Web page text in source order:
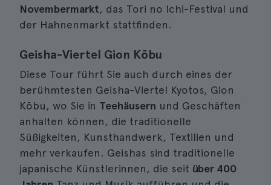
Novembermarkt, das Tori no Ichi-Festival und
der Hahnenmarkt stattfinden.
Geisha-Viertel Gion Kōbu
Diese Tour führt Sie auch durch eines der
berühmtesten Geisha-Viertel Kyotos, Gion
Kōbu, wo Sie in Teehäusern und Geschäften
anhalten können, die traditionelle
Süßigkeiten, Kunsthandwerk, Textilien und
mehr verkaufen. Geishas sind traditionelle
japanische Künstlerinnen, die seit über 400